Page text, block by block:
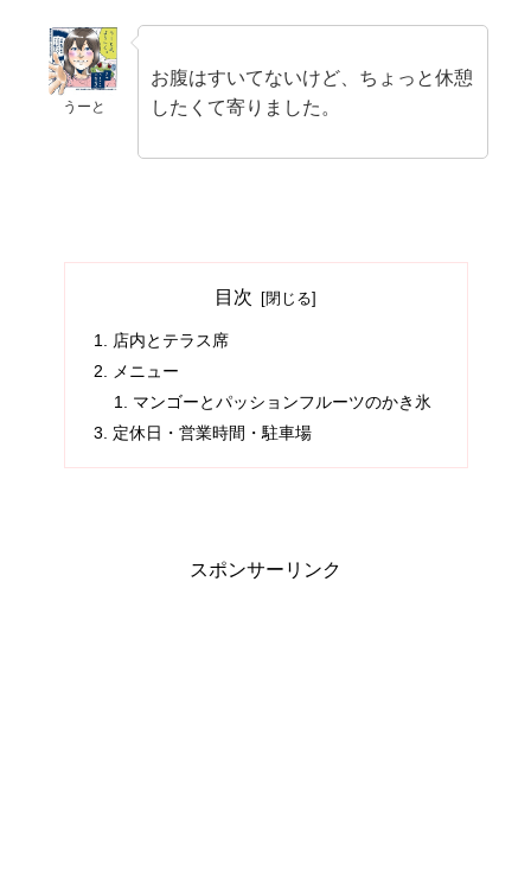
うーと
お腹はすいてないけど、ちょっと休憩
したくて寄りました。
目次
店内とテラス席
メニュー
マンゴーとパッションフルーツのかき氷
定休日・営業時間・駐車場
スポンサーリンク